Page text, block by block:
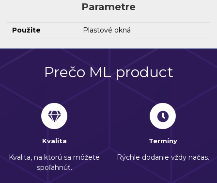
Parametre
Použite Plastové okná
Prečo ML product
Kvalita
Kvalita, na ktorú sa môžete
spoľahnúť.
Termíny
Rýchle dodanie vždy načas.